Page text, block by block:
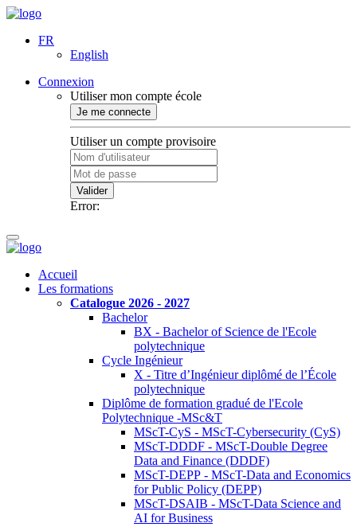
FR
English
Connexion
Utiliser mon compte école
Je me connecte
Utiliser un compte provisoire
Valider
Error:
Accueil
Les formations
Catalogue 2026 - 2027
Bachelor
BX - Bachelor of Science de l'Ecole
polytechnique
Cycle Ingénieur
X - Titre d’Ingénieur diplômé de l’École
polytechnique
Diplôme de formation gradué de l'Ecole
Polytechnique -MSc&T
MScT-CyS - MScT-Cybersecurity (CyS)
MScT-DDDF - MScT-Double Degree
Data and Finance (DDDF)
MScT-DEPP - MScT-Data and Economics
for Public Policy (DEPP)
MScT-DSAIB - MScT-Data Science and
AI for Business